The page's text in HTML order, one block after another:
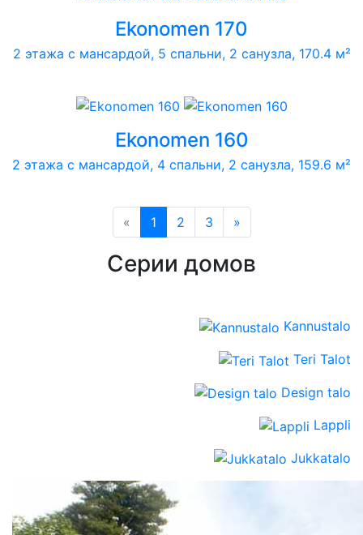
Ekonomen 170
2 этажа с мансардой, 5 спальни, 2 санузла, 170.4 м²
Ekonomen 160
2 этажа с мансардой, 4 спальни, 2 санузла, 159.6 м²
« 1 2 3 »
Серии домов
Kannustalo
Teri Talot
Design talo
Lappli
Jukkatalo